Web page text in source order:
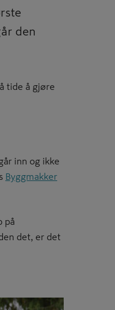
den
tide å gjøre
inn og ikke
Byggmakker
på
det, er det